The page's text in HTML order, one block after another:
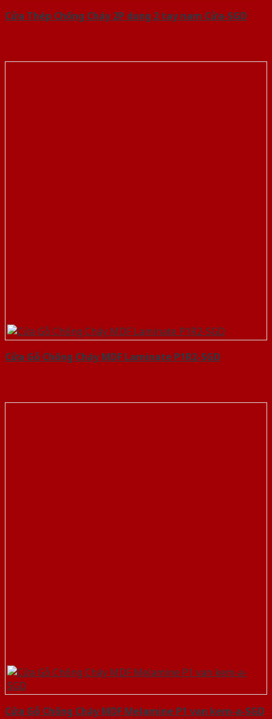
Cửa Thép Chống Cháy 2P dung 2 tay nam Cửa-SGD
Cửa Gỗ Chống Cháy MDF Laminate P1R2-SGD
Cửa Gỗ Chống Cháy MDF Melamine P1 van kem-a-SGD